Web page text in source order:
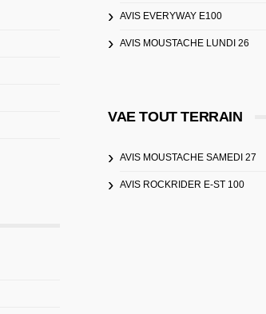
AVIS EVERYWAY E100
AVIS MOUSTACHE LUNDI 26
VAE TOUT TERRAIN
AVIS MOUSTACHE SAMEDI 27
AVIS ROCKRIDER E-ST 100